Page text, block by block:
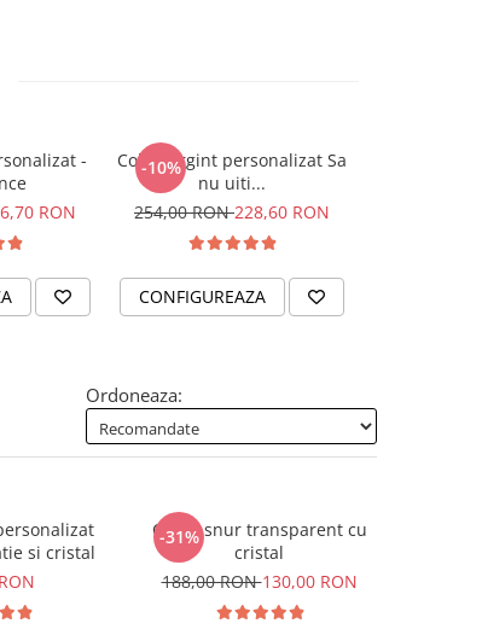
-
RON
-10%
Colier argint personalizat Sa
nu uiti...
254,00 RON228,60 RON
CONFIGUREAZA
Ordoneaza:
si cristal
-31%
Colier snur transparent cu
cristal
188,00 RON130,00 RON